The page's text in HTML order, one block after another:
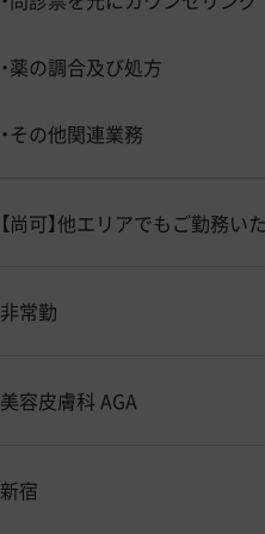
・薬の調合及び処方
・その他関連業務
【尚可】他エリアでもご勤務い
非常勤
美容皮膚科 AGA
新宿